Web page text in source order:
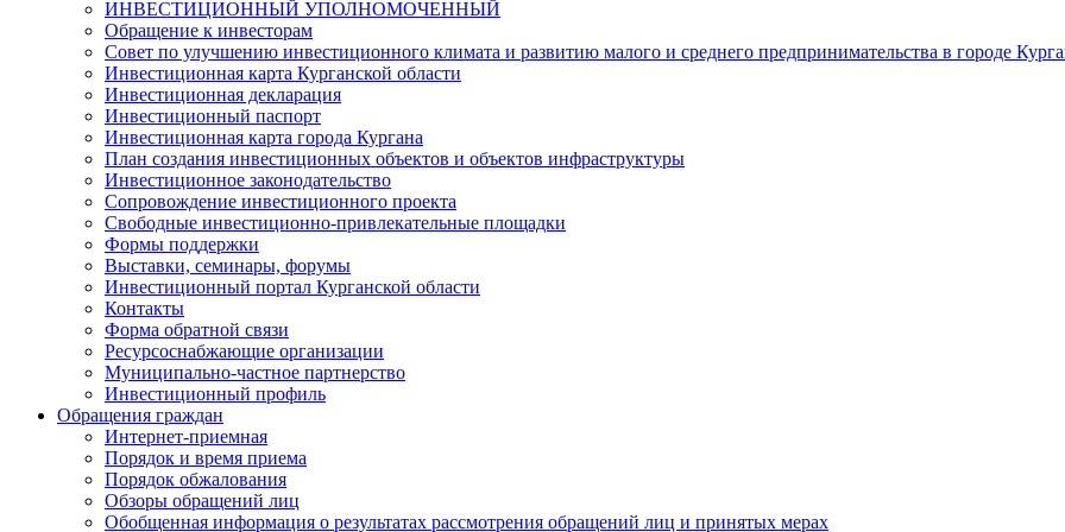
ИНВЕСТИЦИОННЫЙ УПОЛНОМОЧЕННЫЙ
Обращение к инвесторам
Совет по улучшению инвестиционного климата и развитию малого и среднего предпринимательства в городе
Инвестиционная карта Курганской области
Инвестиционная декларация
Инвестиционный паспорт
Инвестиционная карта города Кургана
План создания инвестиционных объектов и объектов инфраструктуры
Инвестиционное законодательство
Сопровождение инвестиционного проекта
Свободные инвестиционно-привлекательные площадки
Формы поддержки
Выставки, семинары, форумы
Инвестиционный портал Курганской области
Контакты
Форма обратной связи
Ресурсоснабжающие организации
Муниципально-частное партнерство
Инвестиционный профиль
Обращения граждан
Интернет-приемная
Порядок и время приема
Порядок обжалования
Обзоры обращений лиц
Обобщенная информация о результатах рассмотрения обращений лиц и принятых мерах